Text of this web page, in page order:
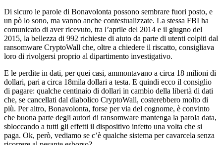
Di sicuro le parole di Bonavolonta possono sembrare fuori posto, e
un pò lo sono, ma vanno anche contestualizzate. La stessa FBI ha
comunicato di aver ricevuto, tra l’aprile del 2014 e il giugno del
2015, la bellezza di 992 richieste di aiuto da parte di utenti colpiti dal
ransomware CryptoWall che, oltre a chiedere il riscatto, consigliava
loro di rivolgersi proprio al dipartimento investigativo.
E le perdite in dati, per quei casi, ammontavano a circa 18 milioni di
dollari, pari a circa 18mila dollari a testa. E quindi ecco il consiglio
di pagare: qualche centinaio di dollari in cambio della libertà di dati
che, se cancellati dal diabolico CryptoWall, costerebbero molto di
più. Per altro, Bonavolonta, forse per via del cognome, è convinto
che buona parte degli autori di ransomware mantenga la parola data,
sbloccando a tutti gli effetti il dispositivo infetto una volta che si
paga. Ok, però, vediamo se c’è qualche sistema per cavarcela senza